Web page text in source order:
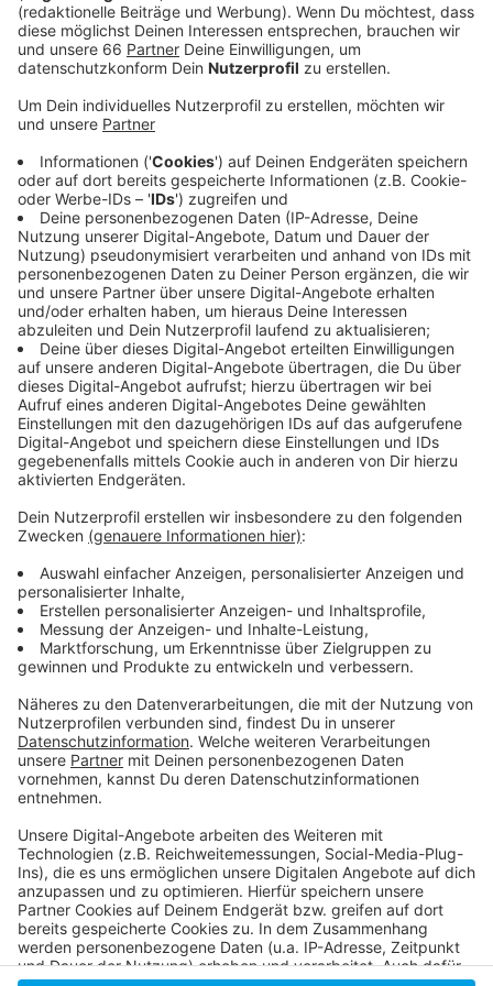
Herbert Reul auf die vielen Gewalttaten in den
letzten Monaten in der Altstadt.
Veröffentlicht:Dienstag, 21.12.2021 05:38
Anzeige
Alleine im Herbst waren zwei junge Männer schwer
verletzt und ein weiterer junger Mann sogar getötet
worden – und das, obwohl die Polizei ihr Personal
erheblich verstärkt hatte und auch neue
Überwachungskameras im Einsatz sind. Jetzt soll also
die Waffenverbotszone helfen. Innenminister Reul
hofft, dass potenzielle Gewalttäter abgeschreckt
werden. Außerdem hat die Polizei mehr Möglichkeiten.
Sie kann auch ohne Anlass verdächtige Personen
kontrollieren. Heute Morgen will Reul vor Ort die
entsprechende Beschilderung in Betrieb nehmen.
Anzeige
Mehr Infos und Links zum Thema:
Anzeige
Pressemitteilung des Landes NRW
Anzeige
Anzeige